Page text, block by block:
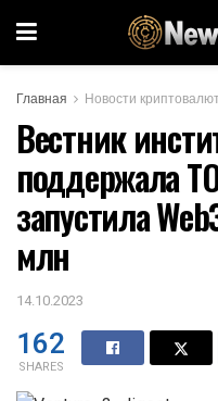
Главная Новости криптовалют
Вестник
поддержала
запустила
млн
14.10.2023
162
SHARES